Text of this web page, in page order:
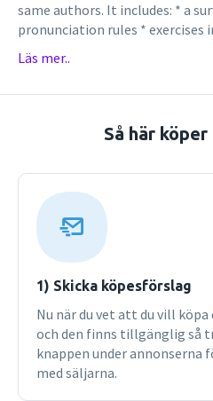
same authors. It includes: * a
pronunciation rules * exercises
in stress and intonation
key to the exercises Some of
Läs mer..
Så här
1) Skicka köpesförslag
Nu när du vet att du vill köpa
och den finns tillgänglig så
knappen under
med säljarna.